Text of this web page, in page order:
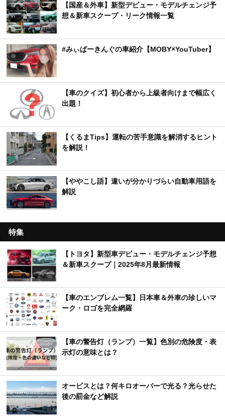
【国産＆外車】新型デビュー・モデルチェンジ予
想＆新車スクープ・リーク情報一覧
#みぃぱーきんぐの車紹介【MOBY×YouTuber】
【車のクイズ】初心者から上級者向けまで幅広く
出題！
【くるまTips】運転の苦手意識を解消するヒント
を解説！
【ややこし語】違いが分かりづらい自動車用語を
解説
特集
【トヨタ】新型車デビュー・モデルチェンジ予想
＆新車スクープ｜2025年8月最新情報
【車のエンブレム一覧】日本車＆外車の珍しいマ
ーク・ロゴを完全網羅
【車の警告灯（ランプ）一覧】色別の危険度・表
示灯の意味とは？
オービスとは？何キロオーバーで光る？光らせた
後の罰金など解説